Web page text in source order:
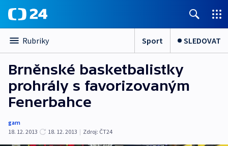
Rubriky Sport SLEDOVAT
Brněnské basketbalistky
prohrály s favorizovaným
Fenerbahce
gam
18. 12. 2013
18. 12. 2013 | Zdroj: ČT24